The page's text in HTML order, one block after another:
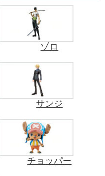
ゾロ
サンジ
チョッパー